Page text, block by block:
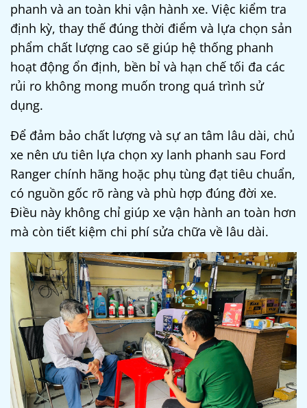
phanh và an toàn khi vận hành xe. Việc kiểm tra
định kỳ, thay thế đúng thời điểm và lựa chọn sản
phẩm chất lượng cao sẽ giúp hệ thống phanh
hoạt động ổn định, bền bỉ và hạn chế tối đa các
rủi ro không mong muốn trong quá trình sử
dụng.
Để đảm bảo chất lượng và sự an tâm lâu dài, chủ
xe nên ưu tiên lựa chọn xy lanh phanh sau Ford
Ranger chính hãng hoặc phụ tùng đạt tiêu chuẩn,
có nguồn gốc rõ ràng và phù hợp đúng đời xe.
Điều này không chỉ giúp xe vận hành an toàn hơn
mà còn tiết kiệm chi phí sửa chữa về lâu dài.